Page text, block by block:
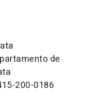
de
200-0186